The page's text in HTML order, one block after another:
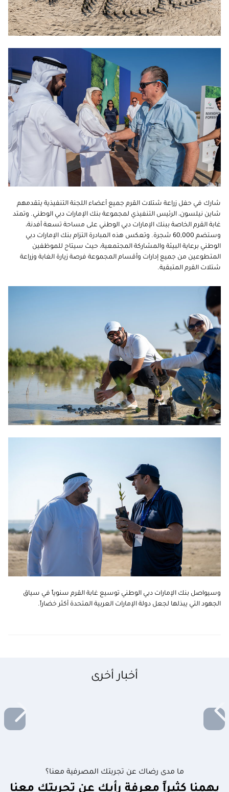
شارك في حفل زراعة شتلات القرم جميع أعضاء اللجنة التنفيذية يتقدمهم
شاين نيلسون، الرئيس التنفيذي لمجموعة بنك الإمارات دبي الوطني. وتمتد
غابة القرم الخاصة ببنك الإمارات دبي الوطني على مساحة تسعة أفدنة،
وستضم 60,000 شجرة. وتعكس هذه المبادرة التزام بنك الإمارات دبي
الوطني برعاية البيئة والمشاركة المجتمعية، حيث سيتاح للموظفين
المتطوعين من جميع إدارات وأقسام المجموعة فرصة زيارة الغابة وزراعة
شتلات القرم المتبقية.
وسيواصل بنك الإمارات دبي الوطني توسيع غابة القرم سنوياً في سياق
الجهود التي يبذلها لجعل دولة الإمارات العربية المتحدة أكثر خضاراً.
أخبار أخرى
ما مدى رضاك عن تجربتك المصرفية معنا؟
يهمنا كثيراً معرفة رأيك عن تجربتك معنا